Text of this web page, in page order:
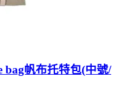
bag帆布托特包(中號/